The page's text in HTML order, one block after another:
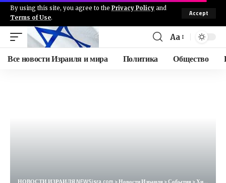
By using this site, you agree to the Privacy Policy and
Terms of Use.
Accept
Aa
Все новости Израиля и мира Политика Общество